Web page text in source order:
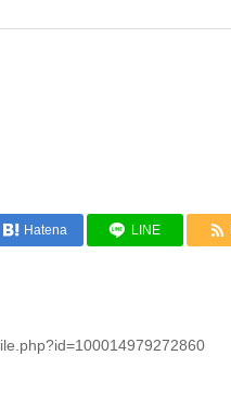
Hatena LINE